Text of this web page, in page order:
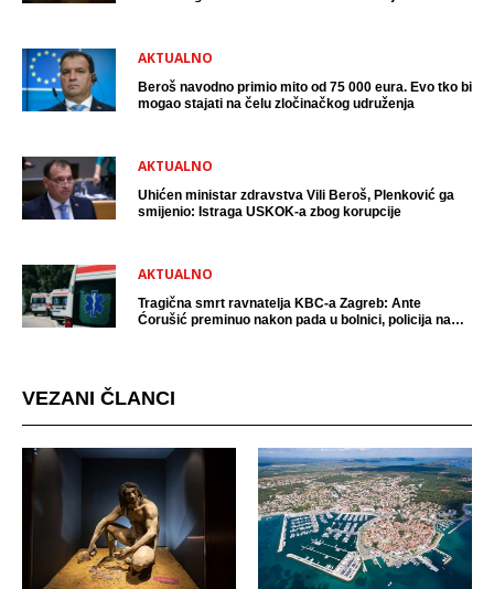
AKTUALNO
Beroš navodno primio mito od 75 000 eura. Evo tko bi
mogao stajati na čelu zločinačkog udruženja
AKTUALNO
Uhićen ministar zdravstva Vili Beroš, Plenković ga
smijenio: Istraga USKOK-a zbog korupcije
AKTUALNO
Tragična smrt ravnatelja KBC-a Zagreb: Ante
Ćorušić preminuo nakon pada u bolnici, policija na
VEZANI ČLANCI